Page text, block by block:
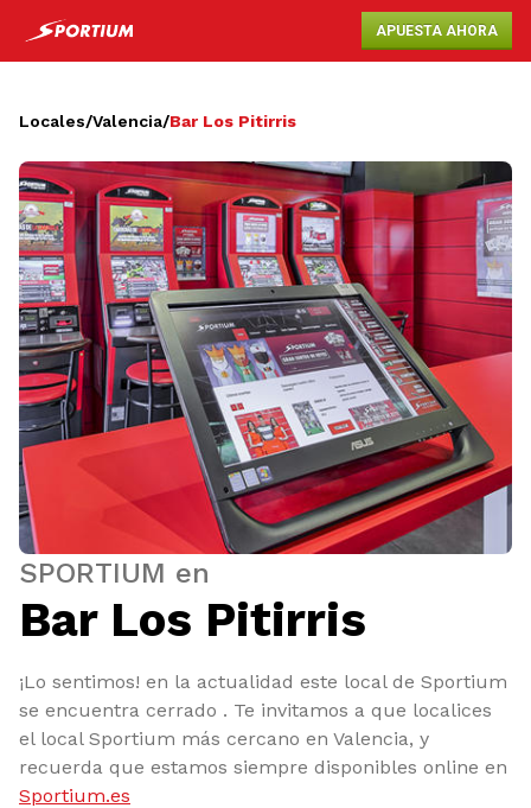
APUESTA AHORA
Locales/Valencia/Bar Los Pitirris
SPORTIUM en
Bar Los Pitirris
¡Lo sentimos! en la actualidad este local de Sportium
se encuentra cerrado . Te invitamos a que localices
el local Sportium más cercano en Valencia, y
recuerda que estamos siempre disponibles online en
Sportium.es